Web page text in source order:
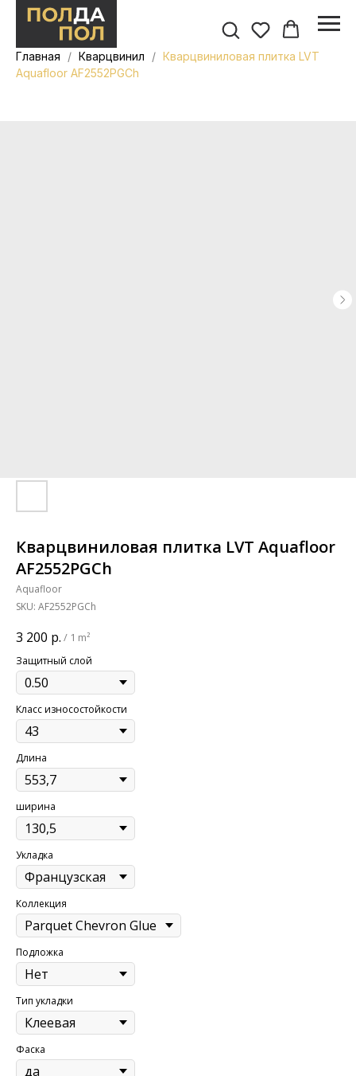
Главная Кварцвинил
Кварцвиниловая плитка LVT
Aquafloor AF2552PGCh
Кварцвиниловая плитка LVT Aquafloor
AF2552PGCh
Aquafloor
SKU: AF2552PGCh
3 200 р. / 1 m²
Защитный слой
Класс износостойкости
Длина
ширина
Укладка
Коллекция
Подложка
Тип укладки
Фаска